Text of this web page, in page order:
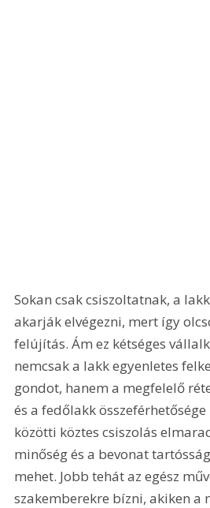
Sokan csak csiszoltatnak, a
akarják elvégezni, mert így
felújítás. Ám ez kétséges
nemcsak a lakk egyenletes
gondot, hanem a megfelelő
és a fedőlakk
közötti köztes csiszolás
minőség és a bevonat
mehet. Jobb tehát az egész
szakemberekre bízni, akiken a